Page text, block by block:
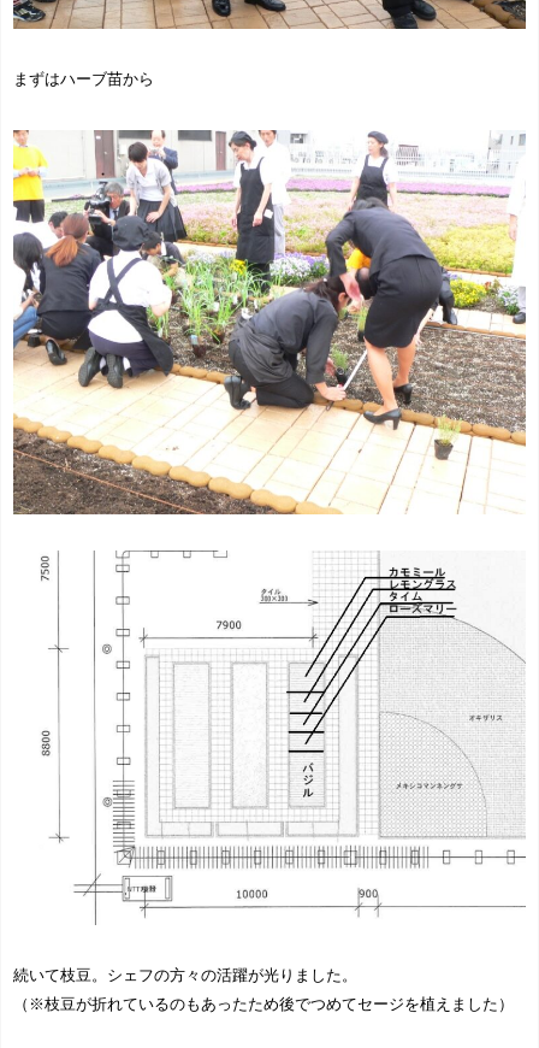
まずはハーブ苗から
続いて枝豆。シェフの方々の活躍が光りました。
（※枝豆が折れているのもあったため後でつめてセージを植えました）